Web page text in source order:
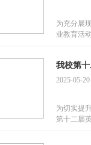
为充分展
业教育活
我校第
2025-05-20
为切实提
第十二届